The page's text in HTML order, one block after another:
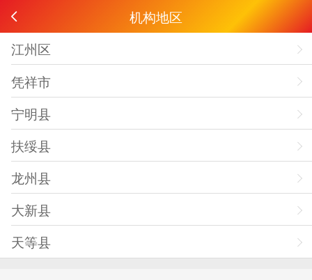
机构地区
江州区
凭祥市
宁明县
扶绥县
龙州县
大新县
天等县